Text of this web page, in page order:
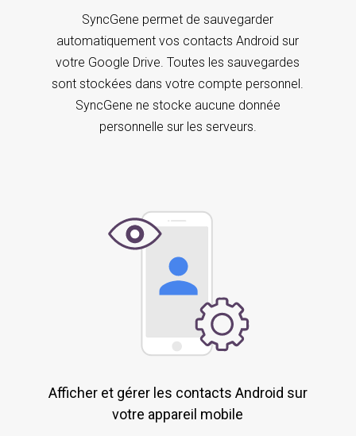
SyncGene permet de sauvegarder
automatiquement vos contacts Android sur
votre Google Drive. Toutes les sauvegardes
sont stockées dans votre compte personnel.
SyncGene ne stocke aucune donnée
personnelle sur les serveurs.
Afficher et gérer les contacts Android sur
votre appareil mobile